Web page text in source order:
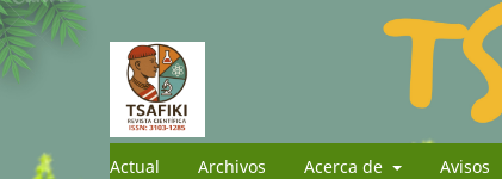
Actual Archivos Acerca de Avisos